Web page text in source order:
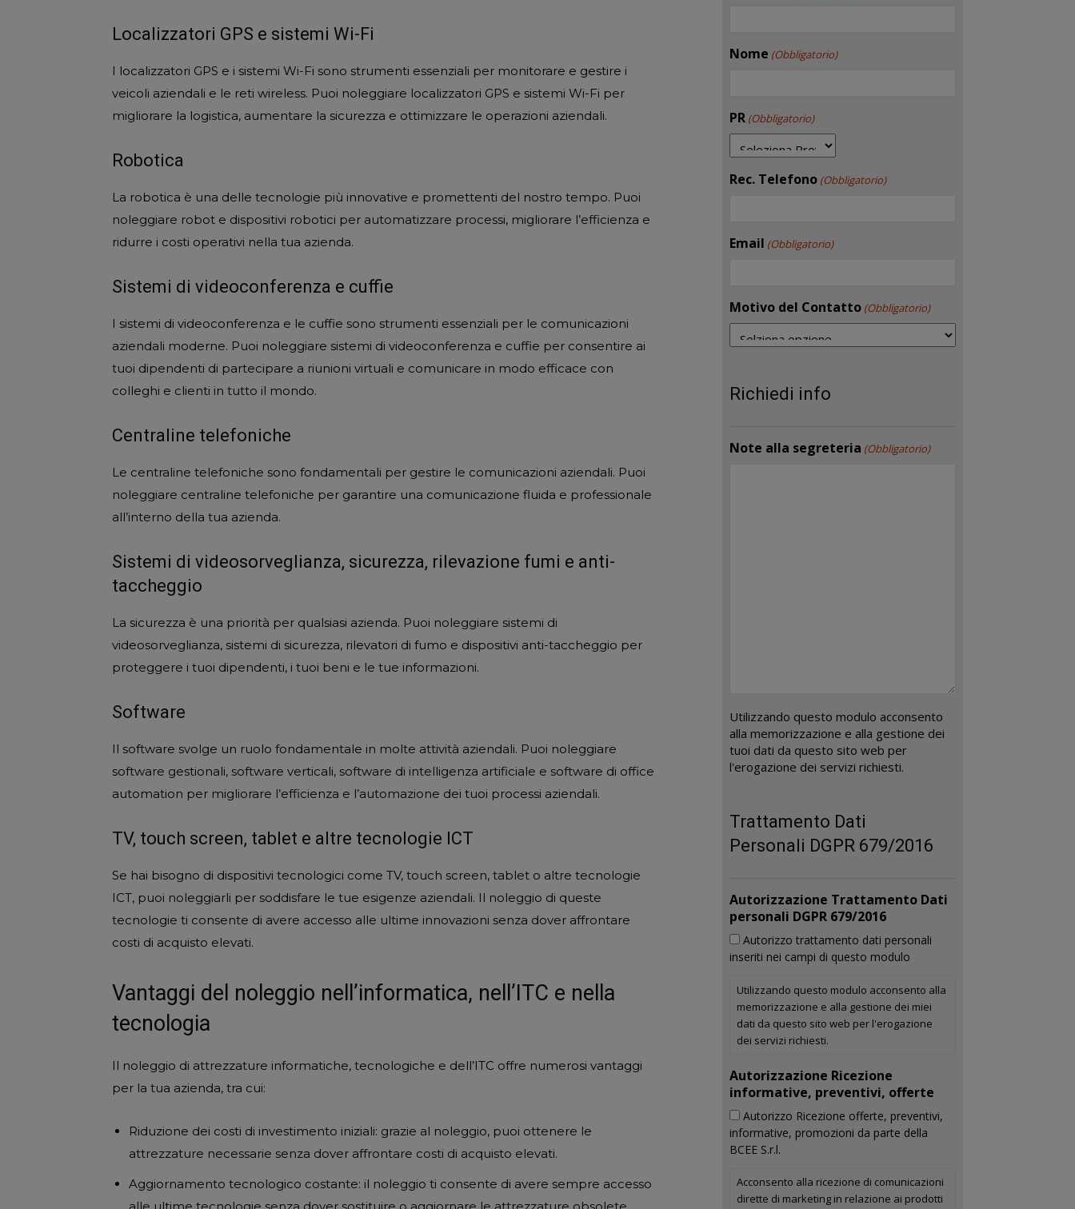
Localizzatori GPS e sistemi Wi-Fi
I localizzatori GPS e i sistemi Wi-Fi sono strumenti essenziali per monitorare e gestire i
veicoli aziendali e le reti wireless. Puoi noleggiare localizzatori GPS e sistemi Wi-Fi per
migliorare la logistica, aumentare la sicurezza e ottimizzare le operazioni aziendali.
Robotica
La robotica è una delle tecnologie più innovative e promettenti del nostro tempo. Puoi
noleggiare robot e dispositivi robotici per automatizzare processi, migliorare l’efficienza e
ridurre i costi operativi nella tua azienda.
Sistemi di videoconferenza e cuffie
I sistemi di videoconferenza e le cuffie sono strumenti essenziali per le comunicazioni
aziendali moderne. Puoi noleggiare sistemi di videoconferenza e cuffie per consentire ai
tuoi dipendenti di partecipare a riunioni virtuali e comunicare in modo efficace con
colleghi e clienti in tutto il mondo.
Centraline telefoniche
Le centraline telefoniche sono fondamentali per gestire le comunicazioni aziendali. Puoi
noleggiare centraline telefoniche per garantire una comunicazione fluida e professionale
all’interno della tua azienda.
Sistemi di videosorveglianza, sicurezza, rilevazione fumi e anti-
taccheggio
La sicurezza è una priorità per qualsiasi azienda. Puoi noleggiare sistemi di
videosorveglianza, sistemi di sicurezza, rilevatori di fumo e dispositivi anti-taccheggio per
proteggere i tuoi dipendenti, i tuoi beni e le tue informazioni.
Software
Il software svolge un ruolo fondamentale in molte attività aziendali. Puoi noleggiare
software gestionali, software verticali, software di intelligenza artificiale e software di office
automation per migliorare l’efficienza e l’automazione dei tuoi processi aziendali.
TV, touch screen, tablet e altre tecnologie ICT
Se hai bisogno di dispositivi tecnologici come TV, touch screen, tablet o altre tecnologie
ICT, puoi noleggiarli per soddisfare le tue esigenze aziendali. Il noleggio di queste
tecnologie ti consente di avere accesso alle ultime innovazioni senza dover affrontare
costi di acquisto elevati.
Vantaggi del noleggio nell’informatica, nell’ITC e nella
tecnologia
Il noleggio di attrezzature informatiche, tecnologiche e dell’ITC offre numerosi vantaggi
per la tua azienda, tra cui:
Riduzione dei costi di investimento iniziali: grazie al noleggio, puoi ottenere le
attrezzature necessarie senza dover affrontare costi di acquisto elevati.
Aggiornamento tecnologico costante: il noleggio ti consente di avere sempre accesso
Nome (Obbligatorio)
PR (Obbligatorio)
Rec. Telefono (Obbligatorio)
Email (Obbligatorio)
Motivo del Contatto (Obbligatorio)
Richiedi info
Note alla segreteria (Obbligatorio)
Utilizzando questo modulo acconsento
alla memorizzazione e alla gestione dei
tuoi dati da questo sito web per
l'erogazione dei servizi richiesti.
Trattamento Dati
Personali DGPR 679/2016
Autorizzazione Trattamento Dati
personali DGPR 679/2016
Autorizzo trattamento dati personali
inseriti nei campi di questo modulo
Utilizzando questo modulo acconsento alla
memorizzazione e alla gestione dei miei
dati da questo sito web per l'erogazione
dei servizi richiesti.
Autorizzazione Ricezione
informative, preventivi, offerte
Autorizzo Ricezione offerte, preventivi,
informative, promozioni da parte della
BCEE S.r.l.
Acconsento alla ricezione di comunicazioni
dirette di marketing in relazione ai prodotti